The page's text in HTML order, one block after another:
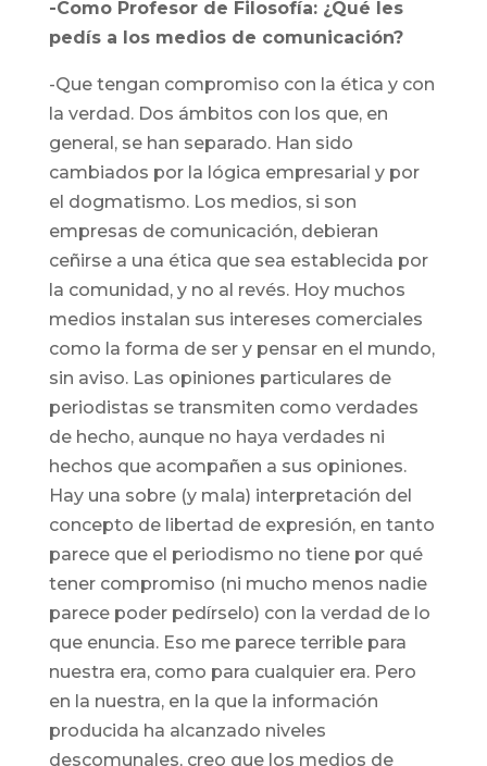
-Como Profesor de Filosofía: ¿Qué les
pedís a los medios de comunicación?
-Que tengan compromiso con la ética y con
la verdad. Dos ámbitos con los que, en
general, se han separado. Han sido
cambiados por la lógica empresarial y por
el dogmatismo. Los medios, si son
empresas de comunicación, debieran
ceñirse a una ética que sea establecida por
la comunidad, y no al revés. Hoy muchos
medios instalan sus intereses comerciales
como la forma de ser y pensar en el mundo,
sin aviso. Las opiniones particulares de
periodistas se transmiten como verdades
de hecho, aunque no haya verdades ni
hechos que acompañen a sus opiniones.
Hay una sobre (y mala) interpretación del
concepto de libertad de expresión, en tanto
parece que el periodismo no tiene por qué
tener compromiso (ni mucho menos nadie
parece poder pedírselo) con la verdad de lo
que enuncia. Eso me parece terrible para
nuestra era, como para cualquier era. Pero
en la nuestra, en la que la información
producida ha alcanzado niveles
descomunales, creo que los medios de